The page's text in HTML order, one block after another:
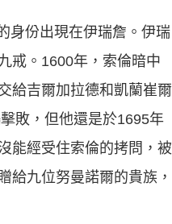
身份出現在伊瑞詹。伊瑞
戒。1600年，索倫暗中
給吉爾加拉德和凱蘭崔爾
敗，但他還是於1695年
能經受住索倫的拷問，被
給九位努曼諾爾的貴族，